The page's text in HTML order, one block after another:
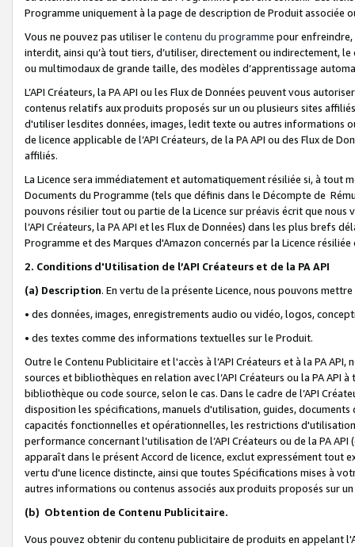
Programme uniquement à la page de description de Produit associée
Vous ne pouvez pas utiliser le contenu du programme pour
interdit, ainsi qu’à tout tiers, d’utiliser, directement ou indirectement,
ou multimodaux de grande taille, des modèles d’apprentissage
L’API Créateurs, la PA API ou les Flux de Données peuvent vous
contenus relatifs aux produits proposés sur un ou plusieurs sites
d'utiliser lesdites données, images, ledit texte ou autres informations
de licence applicable de l’API Créateurs, de la PA API ou des Flux de
affiliés.
La Licence sera immédiatement et automatiquement résiliée si, à
Documents du Programme (tels que définis dans le Décompte de
pouvons résilier tout ou partie de la Licence sur préavis écrit que
l’API Créateurs, la PA API et les Flux de Données) dans les plus
Programme et des Marques d'Amazon concernés par la Licence
2. Conditions d'Utilisation de l’API Créateurs et de la PA API
(a) Description. En vertu de la présente Licence, nous pouvons
• des données, images, enregistrements audio ou vidéo, logos,
• des textes comme des informations textuelles sur le Produit.
Outre le Contenu Publicitaire et l'accès à l’API Créateurs et à la PA
sources et bibliothèques en relation avec l’API Créateurs ou la PA
bibliothèque ou code source, selon le cas. Dans le cadre de l’API
disposition les spécifications, manuels d'utilisation, guides,
capacités fonctionnelles et opérationnelles, les restrictions
performance concernant l'utilisation de l’API Créateurs ou de la PA
apparaît dans le présent Accord de licence, exclut expressément tout
vertu d'une licence distincte, ainsi que toutes Spécifications mises à
autres informations ou contenus associés aux produits proposés sur
(b) Obtention de Contenu Publicitaire.
Vous pouvez obtenir du contenu publicitaire de produits en appelant